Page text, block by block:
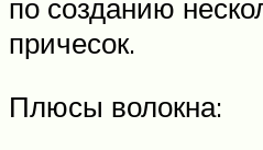
по созданию
причесок.
Плюсы волокна: